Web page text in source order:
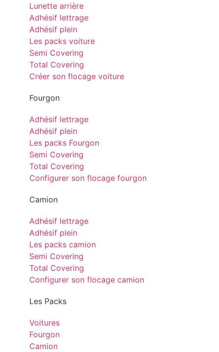
Lunette arrière
Adhésif lettrage
Adhésif plein
Les packs voiture
Semi Covering
Total Covering
Créer son flocage voiture
Fourgon
Adhésif lettrage
Adhésif plein
Les packs Fourgon
Semi Covering
Total Covering
Configurer son flocage fourgon
Camion
Adhésif lettrage
Adhésif plein
Les packs camion
Semi Covering
Total Covering
Configurer son flocage camion
Les Packs
Voitures
Fourgon
Camion